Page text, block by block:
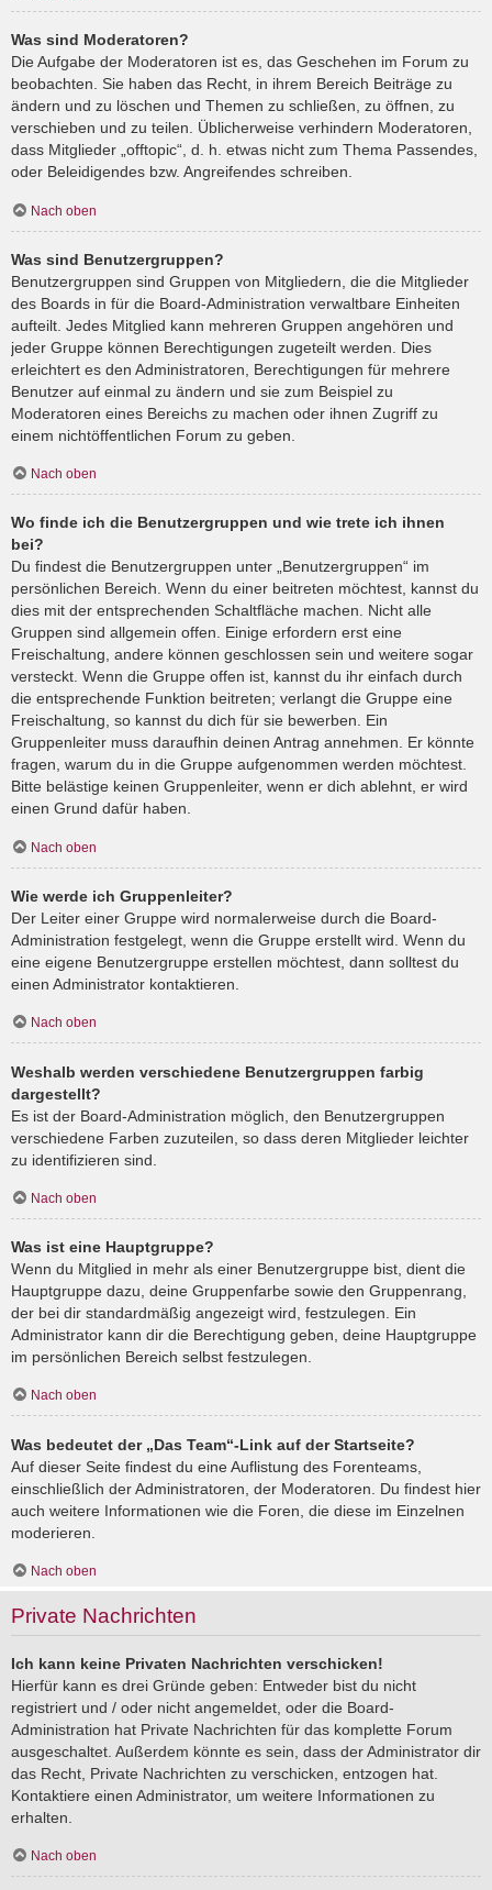
Was sind Moderatoren?
Die Aufgabe der Moderatoren ist es, das Geschehen im Forum zu
beobachten. Sie haben das Recht, in ihrem Bereich Beiträge zu
ändern und zu löschen und Themen zu schließen, zu öffnen, zu
verschieben und zu teilen. Üblicherweise verhindern Moderatoren,
dass Mitglieder „offtopic“, d. h. etwas nicht zum Thema Passendes,
oder Beleidigendes bzw. Angreifendes schreiben.
Nach oben
Was sind Benutzergruppen?
Benutzergruppen sind Gruppen von Mitgliedern, die die Mitglieder
des Boards in für die Board-Administration verwaltbare Einheiten
aufteilt. Jedes Mitglied kann mehreren Gruppen angehören und
jeder Gruppe können Berechtigungen zugeteilt werden. Dies
erleichtert es den Administratoren, Berechtigungen für mehrere
Benutzer auf einmal zu ändern und sie zum Beispiel zu
Moderatoren eines Bereichs zu machen oder ihnen Zugriff zu
einem nichtöffentlichen Forum zu geben.
Nach oben
Wo finde ich die Benutzergruppen und wie trete ich ihnen
bei?
Du findest die Benutzergruppen unter „Benutzergruppen“ im
persönlichen Bereich. Wenn du einer beitreten möchtest, kannst du
dies mit der entsprechenden Schaltfläche machen. Nicht alle
Gruppen sind allgemein offen. Einige erfordern erst eine
Freischaltung, andere können geschlossen sein und weitere sogar
versteckt. Wenn die Gruppe offen ist, kannst du ihr einfach durch
die entsprechende Funktion beitreten; verlangt die Gruppe eine
Freischaltung, so kannst du dich für sie bewerben. Ein
Gruppenleiter muss daraufhin deinen Antrag annehmen. Er könnte
fragen, warum du in die Gruppe aufgenommen werden möchtest.
Bitte belästige keinen Gruppenleiter, wenn er dich ablehnt, er wird
einen Grund dafür haben.
Nach oben
Wie werde ich Gruppenleiter?
Der Leiter einer Gruppe wird normalerweise durch die Board-
Administration festgelegt, wenn die Gruppe erstellt wird. Wenn du
eine eigene Benutzergruppe erstellen möchtest, dann solltest du
einen Administrator kontaktieren.
Nach oben
Weshalb werden verschiedene Benutzergruppen farbig
dargestellt?
Es ist der Board-Administration möglich, den Benutzergruppen
verschiedene Farben zuzuteilen, so dass deren Mitglieder leichter
zu identifizieren sind.
Nach oben
Was ist eine Hauptgruppe?
Wenn du Mitglied in mehr als einer Benutzergruppe bist, dient die
Hauptgruppe dazu, deine Gruppenfarbe sowie den Gruppenrang,
der bei dir standardmäßig angezeigt wird, festzulegen. Ein
Administrator kann dir die Berechtigung geben, deine Hauptgruppe
im persönlichen Bereich selbst festzulegen.
Nach oben
Was bedeutet der „Das Team“-Link auf der Startseite?
Auf dieser Seite findest du eine Auflistung des Forenteams,
einschließlich der Administratoren, der Moderatoren. Du findest hier
auch weitere Informationen wie die Foren, die diese im Einzelnen
moderieren.
Nach oben
Private Nachrichten
Ich kann keine Privaten Nachrichten verschicken!
Hierfür kann es drei Gründe geben: Entweder bist du nicht
registriert und / oder nicht angemeldet, oder die Board-
Administration hat Private Nachrichten für das komplette Forum
ausgeschaltet. Außerdem könnte es sein, dass der Administrator dir
das Recht, Private Nachrichten zu verschicken, entzogen hat.
Kontaktiere einen Administrator, um weitere Informationen zu
erhalten.
Nach oben